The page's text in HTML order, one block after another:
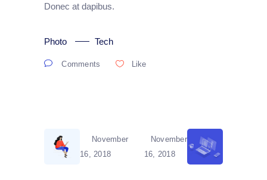
Donec at dapibus.
Photo Tech
Comments Like
November
16, 2018
November
16, 2018